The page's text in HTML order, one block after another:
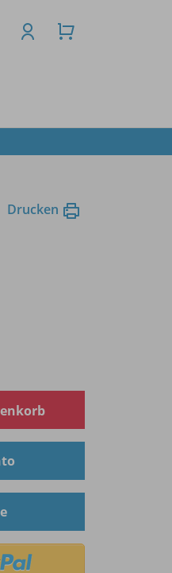
Drucken